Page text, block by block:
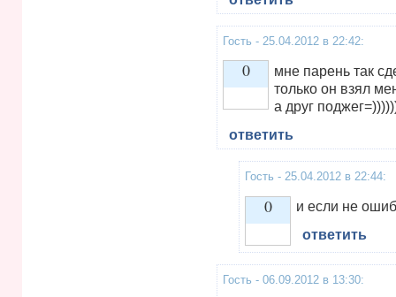
Гость - 25.04.2012 в 22:42:
0
мне парень так
только он взял
а друг
ответить
Гость - 25.04.2012 в 22:44:
0
Vote up!
и если не
ответить
Гость - 06.09.2012 в 13:30: